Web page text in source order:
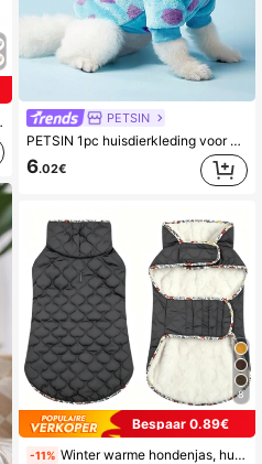
PETSIN
PETSIN 1pc huisdierkleding voor katten en honden, universele kleding met riemhaak, schattige korte draak hoodie met hoorns voor kleine honden - bloemendinosaurus
6.02€
8
Bespaar 0.89€
-11% Winter warme hondenjas, huisdierjas voor koud weer, hondenjas voor buiten, hondensneeuwpak, hondenjas van katoen voor buiten, geschikt voor kleine, middelgrote en grote honden